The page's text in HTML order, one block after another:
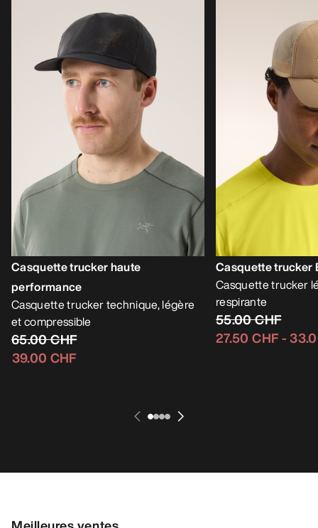
Casquette trucker haute
performance
Casquette trucker technique, légère
et compressible
65.00 CHF
39.00 CHF
Casquette trucker
Casquette trucker
respirante
55.00 CHF
27.50 CHF-